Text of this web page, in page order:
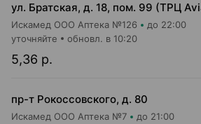
Искамед ООО Аптека №126 до 22:00
5,36 р.
уточняйте обновл. в 10:20
пр-т Рокоссовского, д. 80
Искамед ООО Аптека №7 до 21:00